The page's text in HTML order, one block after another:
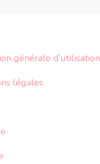
générale d’utilisation
légales